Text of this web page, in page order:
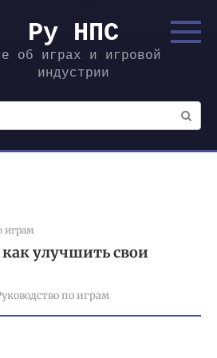
Ру НПС
об играх и игровой
индустрии
играм
улучшить свои
по играм